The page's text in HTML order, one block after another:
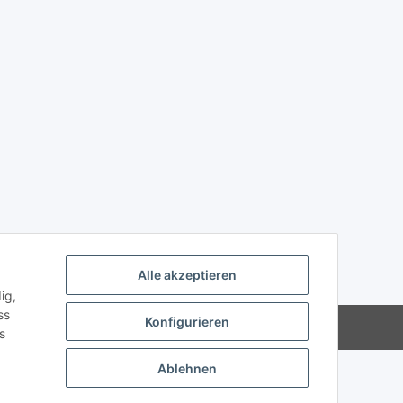
Alle akzeptieren
Konfigurieren
Ablehnen
Powered by